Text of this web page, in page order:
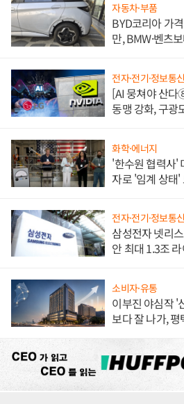
자동차·부품
BYD코리아 가
만, BMW·벤츠
전자·전기·정보통신
[AI 뭉쳐야 산다
동맹 강화, 구광
화학·에너지
'한수원 협력사'
자로 '임계 상태
전자·전기·정보통신
삼성전자 넷리
안 최대 1.3조
소비자·유통
이부진 야심작 '
보다 잘 나가, 평